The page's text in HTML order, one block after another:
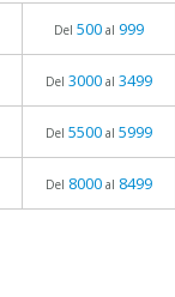
Del 500 al 999
Del 3000 al 3499
Del 5500 al 5999
Del 8000 al 8499